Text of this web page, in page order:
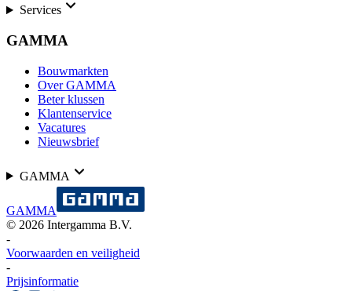
Services
GAMMA
Bouwmarkten
Over GAMMA
Beter klussen
Klantenservice
Vacatures
Nieuwsbrief
GAMMA
GAMMA
© 2026 Intergamma B.V.
-
Voorwaarden en veiligheid
-
Prijsinformatie